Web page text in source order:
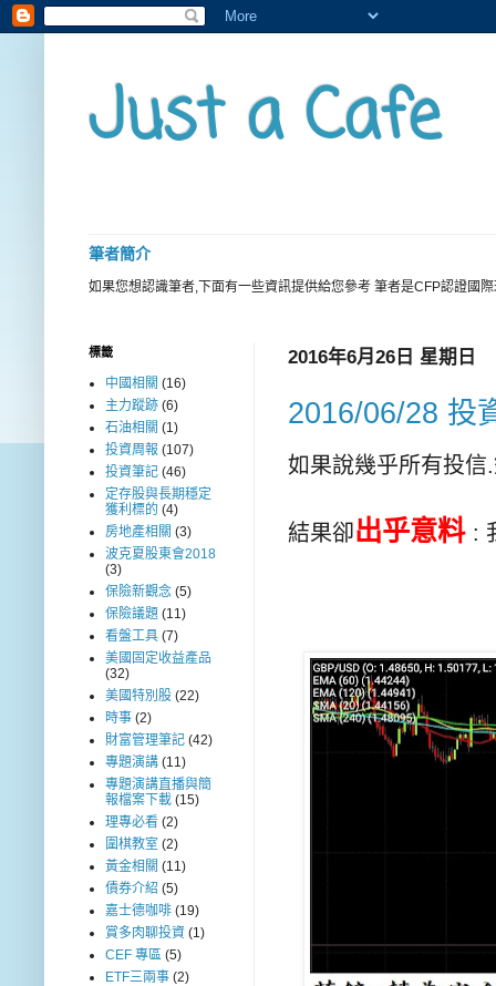
Just a Cafe
筆者簡介
如果您想認識筆者,下面有一些資訊提供給您參考 筆者是CFP認證國
2016年6月26日 星期日
2016/06/28 投
如果說幾乎所有投
結果卻出乎意料 :
標籤
中國相關 (16)
主力蹤跡 (6)
石油相關 (1)
投資周報 (107)
投資筆記 (46)
定存股與長期穩定
獲利標的 (4)
房地產相關 (3)
波克夏股東會2018
(3)
保險新觀念 (5)
保險議題 (11)
看盤工具 (7)
美國固定收益產品
(32)
美國特別股 (22)
時事 (2)
財富管理筆記 (42)
專題演講 (11)
專題演講直播與簡
報檔案下載 (15)
理專必看 (2)
圍棋教室 (2)
黃金相關 (11)
債券介紹 (5)
嘉士德咖啡 (19)
賞多肉聊投資 (1)
CEF 專區 (5)
ETF三兩事 (2)